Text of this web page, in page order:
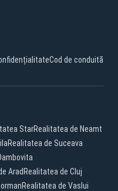
Cod de conduită
StarRealitatea de Neamt
Realitatea de Suceava
Arad Realitatea de Cluj
Realitatea de Vaslui